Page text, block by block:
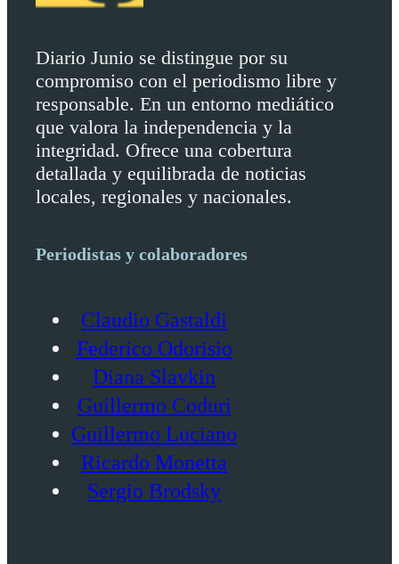
Diario Junio se distingue por su
compromiso con el periodismo libre y
responsable. En un entorno mediático
que valora la independencia y la
integridad. Ofrece una cobertura
detallada y equilibrada de noticias
locales, regionales y nacionales.
Periodistas y colaboradores
Claudio Gastaldi
Federico Odorisio
Diana Slavkin
Guillermo Coduri
Guillermo Luciano
Ricardo Monetta
Sergio Brodsky